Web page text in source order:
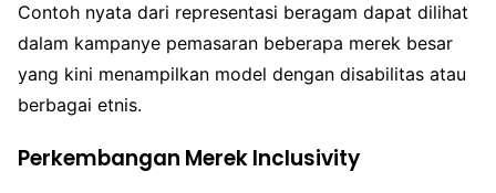
Contoh nyata dari representasi beragam dapat dilihat
dalam kampanye pemasaran beberapa merek besar
yang kini menampilkan model dengan disabilitas atau
berbagai etnis.
Perkembangan Merek Inclusivity